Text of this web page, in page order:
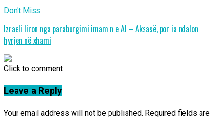
Don't Miss
Izraeli liron nga paraburgimi imamin e Al – Aksasë, por ia ndalon
hyrjen në xhami
Click to comment
Leave a Reply
Your email address will not be published. Required fields are